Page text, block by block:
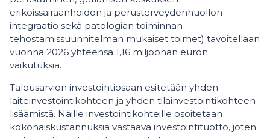
erikoissairaanhoidon ja perusterveydenhuollon
integraatio sekä patologian toiminnan
tehostamissuunnitelman mukaiset toimet) tavoitellaan
vuonna 2026 yhteensä 1,16 miljoonan euron
vaikutuksia.
Talousarvion investointiosaan esitetään yhden
laiteinvestointikohteen ja yhden tilainvestointikohteen
lisäämistä. Näille investointikohteille osoitetaan
kokonaiskustannuksia vastaava investointituotto, joten